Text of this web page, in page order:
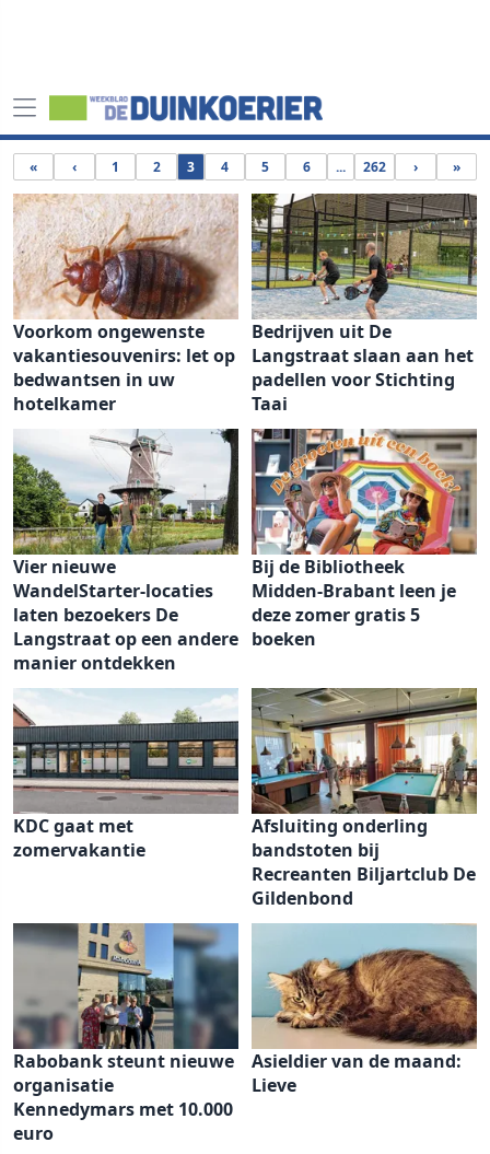
« ‹ 1 2 3 4 5 6 ... 262 › »
Voorkom ongewenste
vakantiesouvenirs: let op
bedwantsen in uw
hotelkamer
Bedrijven uit De
Langstraat slaan aan het
padellen voor Stichting
Taai
Vier nieuwe
WandelStarter-locaties
laten bezoekers De
Langstraat op een andere
manier ontdekken
Bij de Bibliotheek
Midden-Brabant leen je
deze zomer gratis 5
boeken
KDC gaat met
zomervakantie
Afsluiting onderling
bandstoten bij
Recreanten Biljartclub De
Gildenbond
Rabobank steunt nieuwe
organisatie
Kennedymars met 10.000
euro
Asieldier van de maand:
Lieve